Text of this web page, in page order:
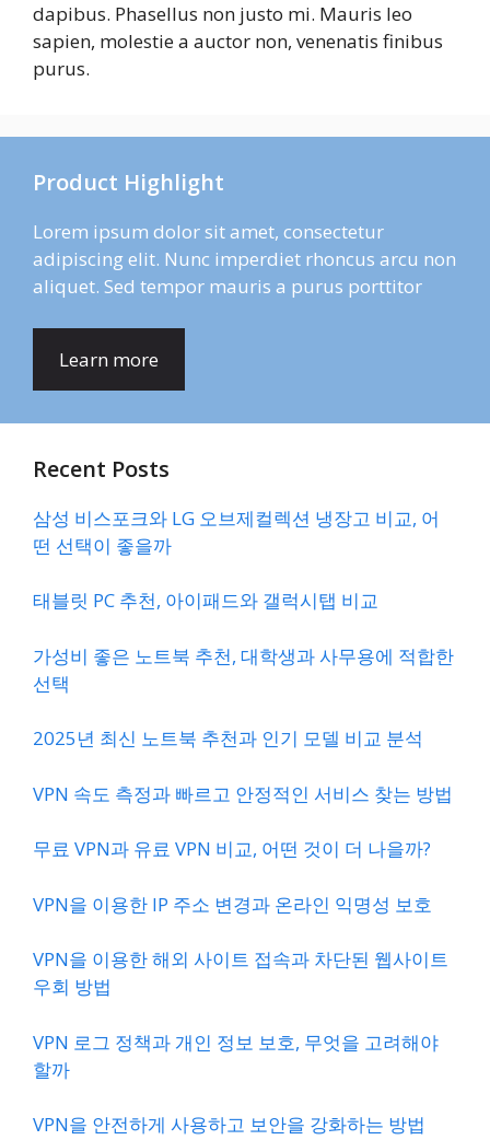
dapibus. Phasellus non justo mi. Mauris leo
sapien, molestie a auctor non, venenatis finibus
purus.
Product Highlight
Lorem ipsum dolor sit amet, consectetur
adipiscing elit. Nunc imperdiet rhoncus arcu non
aliquet. Sed tempor mauris a purus porttitor
Learn more
Recent Posts
삼성 비스포크와 LG 오브제컬렉션 냉장고 비교, 어
떤 선택이 좋을까
태블릿 PC 추천, 아이패드와 갤럭시탭 비교
가성비 좋은 노트북 추천, 대학생과 사무용에 적합한
선택
2025년 최신 노트북 추천과 인기 모델 비교 분석
VPN 속도 측정과 빠르고 안정적인 서비스 찾는 방법
무료 VPN과 유료 VPN 비교, 어떤 것이 더 나을까?
VPN을 이용한 IP 주소 변경과 온라인 익명성 보호
VPN을 이용한 해외 사이트 접속과 차단된 웹사이트
우회 방법
VPN 로그 정책과 개인 정보 보호, 무엇을 고려해야
할까
VPN을 안전하게 사용하고 보안을 강화하는 방법